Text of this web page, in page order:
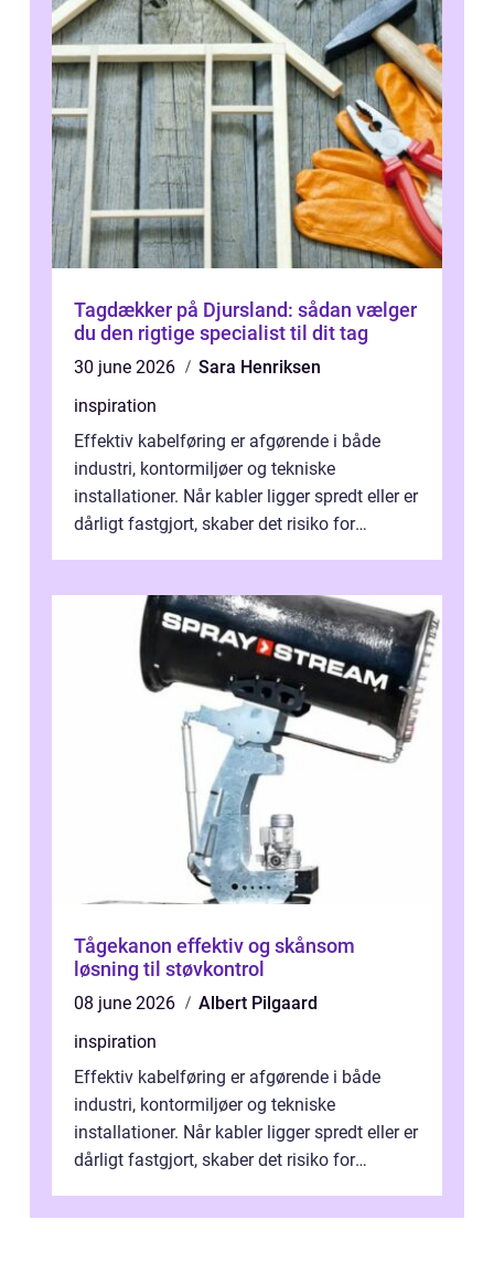
Tagdækker på Djursland: sådan vælger
du den rigtige specialist til dit tag
30 june 2026
Sara Henriksen
inspiration
Effektiv kabelføring er afgørende i både
industri, kontormiljøer og tekniske
installationer. Når kabler ligger spredt eller er
dårligt fastgjort, skaber det risiko for
Tågekanon effektiv og skånsom
løsning til støvkontrol
08 june 2026
Albert Pilgaard
inspiration
Effektiv kabelføring er afgørende i både
industri, kontormiljøer og tekniske
installationer. Når kabler ligger spredt eller er
dårligt fastgjort, skaber det risiko for